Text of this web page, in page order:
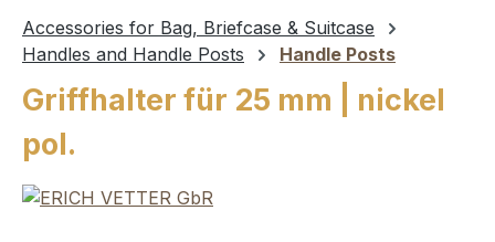
Accessories for Bag, Briefcase & Suitcase
Handles and Handle Posts
Handle Posts
Griffhalter für 25 mm | nickel
pol.